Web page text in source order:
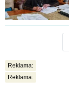
Reklama:
Reklama: